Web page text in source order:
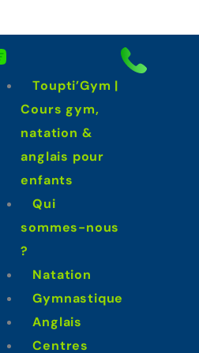
Toupti’Gym |
Cours gym,
natation &
anglais pour
enfants
Qui
sommes-nous
?
Natation
Gymnastique
Anglais
Centres